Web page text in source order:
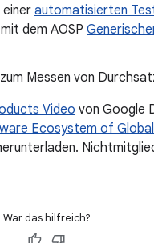
automatisierten
dem AOSP
Messen von
Video von Google
Ecosystem of
War das hilfreich?